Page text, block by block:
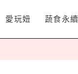
愛玩妞 蔬食永續